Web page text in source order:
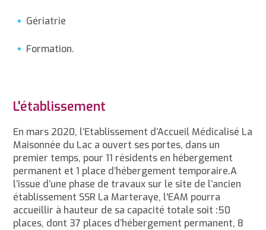
Gériatrie
Formation.
L'établissement
En mars 2020, l’Etablissement d’Accueil Médicalisé La
Maisonnée du Lac a ouvert ses portes, dans un
premier temps, pour 11 résidents en hébergement
permanent et 1 place d’hébergement temporaire.A
l’issue d’une phase de travaux sur le site de l’ancien
établissement SSR La Marteraye, l'EAM pourra
accueillir à hauteur de sa capacité totale soit :50
places, dont 37 places d’hébergement permanent, 8